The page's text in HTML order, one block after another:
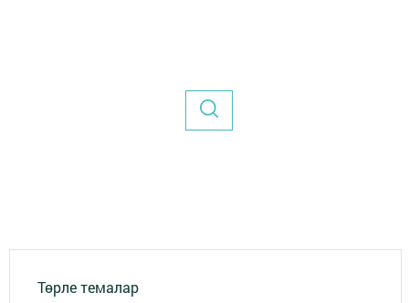
Төрле темалар